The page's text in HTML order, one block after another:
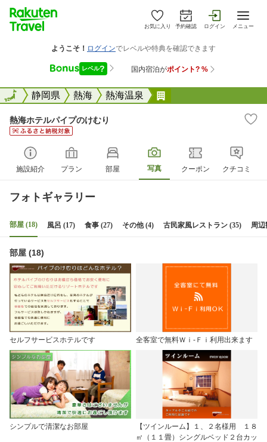
お気に入り 予約確認 ログイン メニュー
全国静岡県 熱海 熱海温泉
全国
熱海ホテルパイプのけむり
施設紹介 プラン 部屋 写真 クーポン クチコミ
フォトギャラリー
部屋 (18) 風呂 (17) 食事 (27) その他 (4) 古民家風レストラン (35) 周辺
部屋 (18)
セルフサービスホテルです 全客室で無料Ｗｉ-Ｆｉ利用出来ます
シンプルで清潔なお部屋
【ツインルーム】１、２名様用 １８
㎡（１１畳）シングルベッド２台カッ